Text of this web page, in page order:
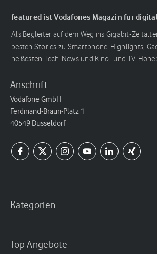
featured ist Vodafones Magazin für
Als Begleiter auf dem Weg ins Gigabit-
besten Stories zu Smartphone-Highlights,
heißesten Tech-News und Kino- und TV-
Anschrift
Vodafone GmbH
Ferdinand-Braun-Platz 1
40549 Düsseldorf
Kategorien
Top Angebote